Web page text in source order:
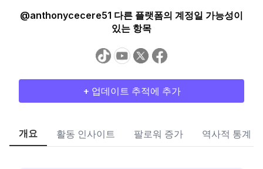
@anthonycecere51 다른 플랫폼의 계정일 가능성이
있는 항목
+ 업데이트 추적에 추가
개요 활동 인사이트 팔로워 증가 역사적 통계